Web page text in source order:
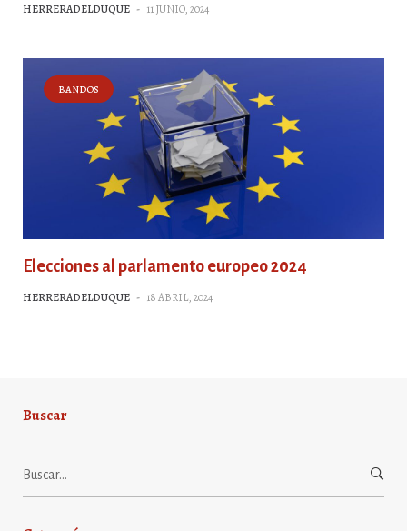
HERRERADELDUQUE - 11 JUNIO, 2024
BANDOS
Elecciones al parlamento europeo 2024
HERRERADELDUQUE - 18 ABRIL, 2024
Buscar